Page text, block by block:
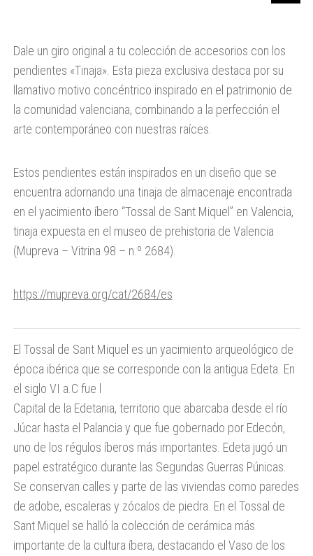
Dale un giro original a tu colección de accesorios con los
pendientes «Tinaja». Esta pieza exclusiva destaca por su
llamativo motivo concéntrico inspirado en el patrimonio de
la comunidad valenciana, combinando a la perfección el
arte contemporáneo con nuestras raíces.
Estos pendientes están inspirados en un diseño que se
encuentra adornando una tinaja de almacenaje encontrada
en el yacimiento íbero “Tossal de Sant Miquel” en Valencia,
tinaja expuesta en el museo de prehistoria de Valencia
(Mupreva – Vitrina 98 – n.º 2684).
https://mupreva.org/cat/2684/es
El Tossal de Sant Miquel es un yacimiento arqueológico de
época ibérica que se corresponde con la antigua Edeta. En
el siglo VI a.C fue l
Capital de la Edetania, territorio que abarcaba desde el río
Júcar hasta el Palancia y que fue gobernado por Edecón,
uno de los régulos íberos más importantes. Edeta jugó un
papel estratégico durante las Segundas Guerras Púnicas.
Se conservan calles y parte de las viviendas como paredes
de adobe, escaleras y zócalos de piedra. En el Tossal de
Sant Miquel se halló la colección de cerámica más
importante de la cultura íbera, destacando el Vaso de los